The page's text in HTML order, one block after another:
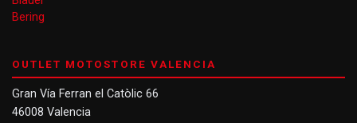
Bering
OUTLET MOTOSTORE VALENCIA
Gran Vía Ferran el Catòlic 66
46008 Valencia